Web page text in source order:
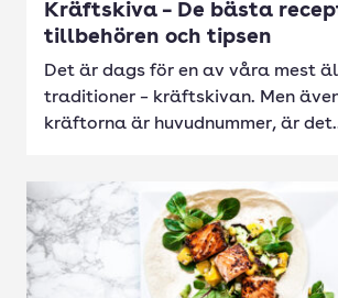
Kräftskiva – De bästa
tillbehören och tipsen
Det är dags för en av våra mest
traditioner – kräftskivan. Men
kräftorna är huvudnummer, är